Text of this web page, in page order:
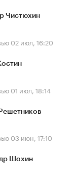
Чистюхин
02 июл, 16:20
01 июл, 18:14
03 июн, 17:10
Шохин